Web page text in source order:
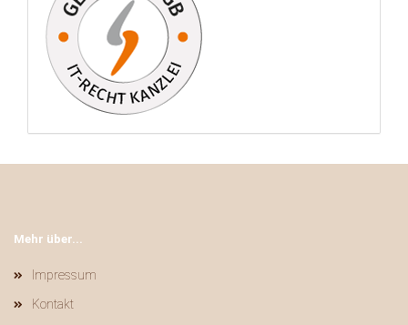
Mehr über...
Impressum
Kontakt